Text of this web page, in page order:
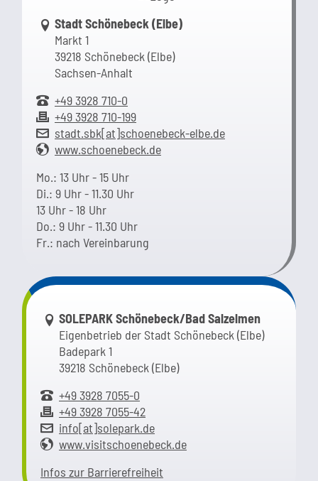
Link zur Google-Maps Navigation
Stadt Schönebeck (Elbe)
Markt 1
39218 Schönebeck (Elbe)
Sachsen-Anhalt
+49 3928 710-0
+49 3928 710-199
stadt.sbk[at]schoenebeck-elbe.de
www.schoenebeck.de
Mo.: 13 Uhr - 15 Uhr
Di.: 9 Uhr - 11.30 Uhr
13 Uhr - 18 Uhr
Do.: 9 Uhr - 11.30 Uhr
Fr.: nach Vereinbarung
Link zur Google-Maps Navigation
SOLEPARK Schönebeck/Bad Salzelmen
Eigenbetrieb der Stadt Schönebeck (Elbe)
Badepark 1
39218 Schönebeck (Elbe)
+49 3928 7055-0
+49 3928 7055-42
info[at]solepark.de
www.visitschoenebeck.de
Infos zur Barrierefreiheit